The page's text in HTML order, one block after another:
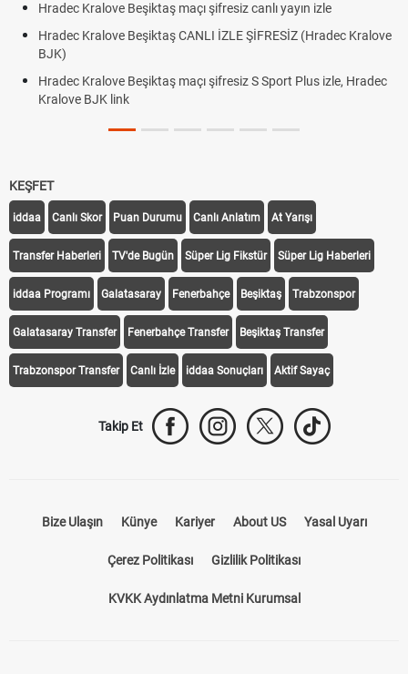
Beşiktaş maçı şifresiz canlı yayın izle
Beşiktaş CANLI İZLE ŞİFRESİZ (Hradec Kralove
Beşiktaş maçı şifresiz S Sport Plus izle, Hradec
KEŞFET
iddaa Canlı Skor Puan Durumu Canlı Anlatım At Yarışı
Transfer Haberleri TV'de Bugün Süper Lig Fikstür Süper Lig Haberleri
iddaa Programı Galatasaray Fenerbahçe Beşiktaş Trabzonspor
Galatasaray Transfer Fenerbahçe Transfer Beşiktaş Transfer
Trabzonspor Transfer Canlı İzle iddaa Sonuçları Aktif Sayaç
Takip Et
Bize Ulaşın Künye Kariyer About US Yasal Uyarı
Çerez Politikası Gizlilik Politikası
KVKK Aydınlatma Metni Kurumsal